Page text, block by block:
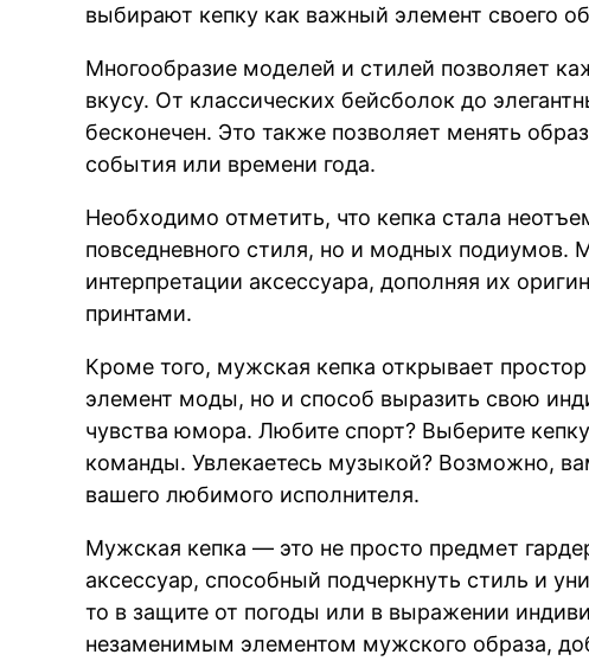
выбирают кепку как важный элемент своего
Многообразие моделей и стилей позволяет
вкусу. От классических бейсболок до
бесконечен. Это также позволяет менять
события или времени года.
Необходимо отметить, что кепка стала
повседневного стиля, но и модных подиумов.
интерпретации аксессуара, дополняя их
принтами.
Кроме того, мужская кепка открывает
элемент моды, но и способ выразить свою
чувства юмора. Любите спорт? Выберите
команды. Увлекаетесь музыкой? Возможно,
вашего любимого исполнителя.
Мужская кепка — это не просто предмет
аксессуар, способный подчеркнуть стиль и
то в защите от погоды или в выражении
незаменимым элементом мужского образа,